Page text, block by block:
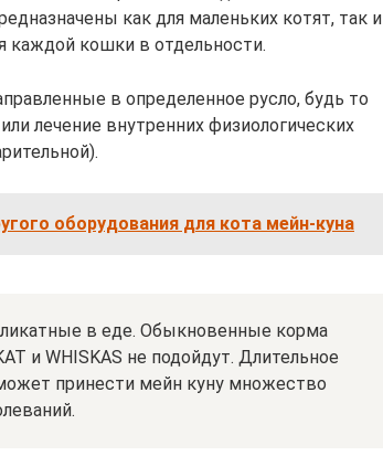
как для маленьких котят, так и
каждой кошки в отдельности.
в определенное русло, будь то
лечение внутренних физиологических
оборудования для кота мейн-куна
в еде. Обыкновенные корма
и WHISKAS не подойдут. Длительное
принести мейн куну множество